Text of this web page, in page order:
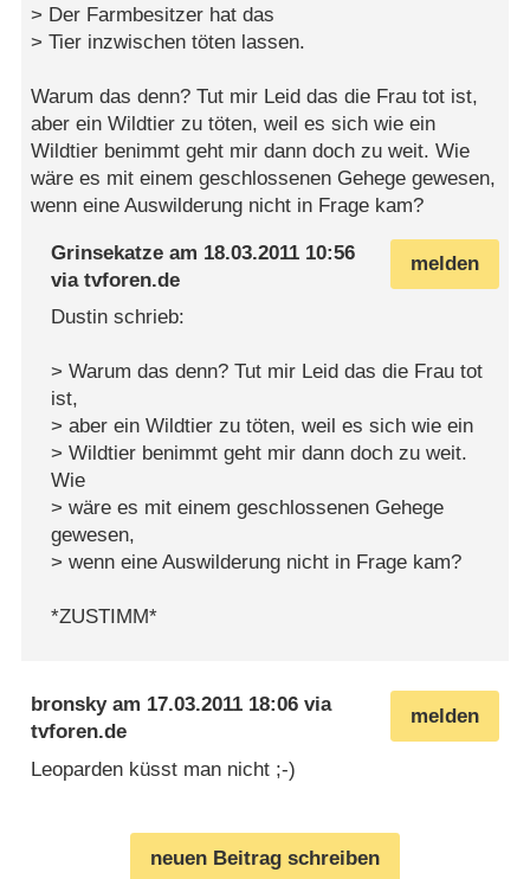
> Der Farmbesitzer hat das
> Tier inzwischen töten lassen.
Warum das denn? Tut mir Leid das die Frau tot ist,
aber ein Wildtier zu töten, weil es sich wie ein
Wildtier benimmt geht mir dann doch zu weit. Wie
wäre es mit einem geschlossenen Gehege gewesen,
wenn eine Auswilderung nicht in Frage kam?
melden
Grinsekatze am 18.03.2011 10:56
viatvforen.de
Dustin schrieb:
> Warum das denn? Tut mir Leid das die Frau tot
ist,
> aber ein Wildtier zu töten, weil es sich wie ein
> Wildtier benimmt geht mir dann doch zu weit.
Wie
> wäre es mit einem geschlossenen Gehege
gewesen,
> wenn eine Auswilderung nicht in Frage kam?
*ZUSTIMM*
melden
bronskyam 17.03.2011 18:06 via
tvforen.de
Leoparden küsst man nicht ;-)
neuen Beitrag schreiben